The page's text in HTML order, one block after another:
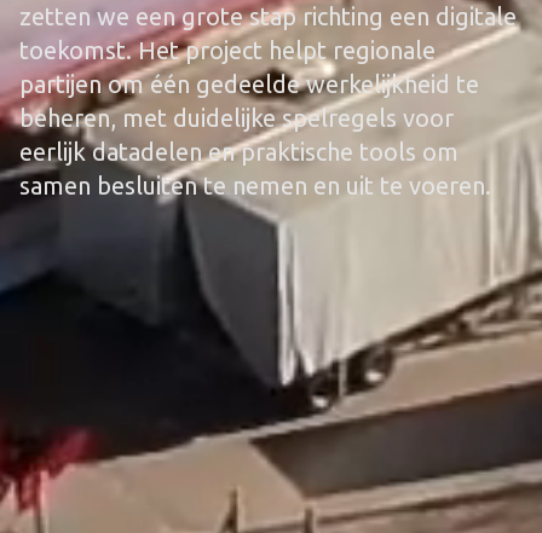
zetten we een grote stap richting een digitale
toekomst. Het project helpt regionale
partijen om één gedeelde werkelijkheid te
beheren, met duidelijke spelregels voor
eerlijk datadelen en praktische tools om
samen besluiten te nemen en uit te voeren.